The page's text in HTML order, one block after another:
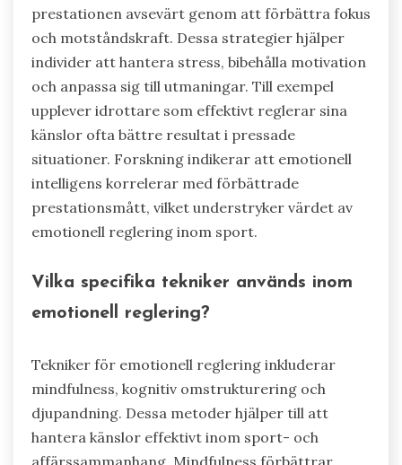
prestationen avsevärt genom att förbättra fokus
och motståndskraft. Dessa strategier hjälper
individer att hantera stress, bibehålla motivation
och anpassa sig till utmaningar. Till exempel
upplever idrottare som effektivt reglerar sina
känslor ofta bättre resultat i pressade
situationer. Forskning indikerar att emotionell
intelligens korrelerar med förbättrade
prestationsmått, vilket understryker värdet av
emotionell reglering inom sport.
Vilka specifika tekniker används inom
emotionell reglering?
Tekniker för emotionell reglering inkluderar
mindfulness, kognitiv omstrukturering och
djupandning. Dessa metoder hjälper till att
hantera känslor effektivt inom sport- och
affärssammanhang. Mindfulness förbättrar